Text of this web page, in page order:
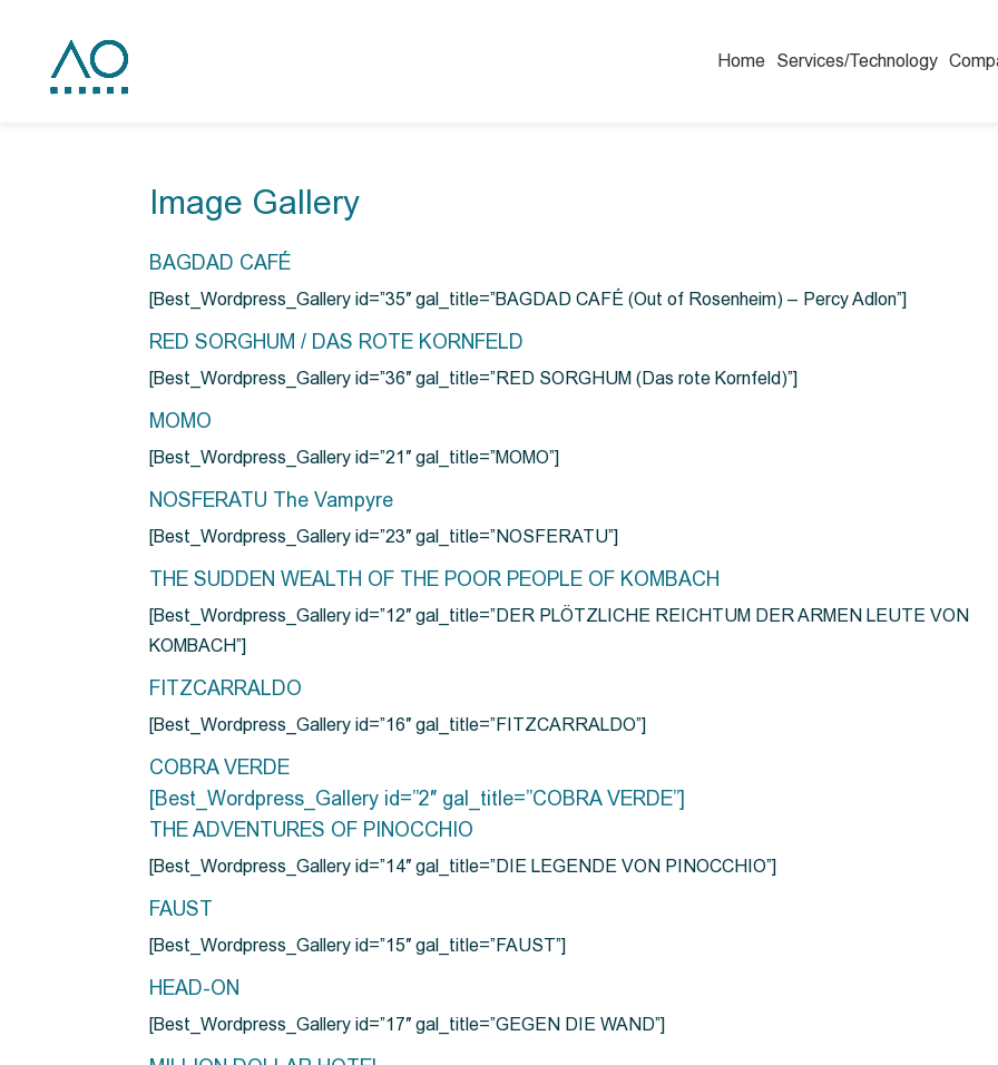
Home Services/Technology
Image Gallery
BAGDAD CAFÉ
[Best_Wordpress_Gallery id=”35″ gal_title=”BAGDAD CAFÉ (Out of Rosenheim) – Percy Adlon”]
RED SORGHUM / DAS ROTE KORNFELD
[Best_Wordpress_Gallery id=”36″ gal_title=”RED SORGHUM (Das rote Kornfeld)”]
MOMO
[Best_Wordpress_Gallery id=”21″ gal_title=”MOMO”]
NOSFERATU The Vampyre
[Best_Wordpress_Gallery id=”23″ gal_title=”NOSFERATU”]
THE SUDDEN WEALTH OF THE POOR PEOPLE OF KOMBACH
[Best_Wordpress_Gallery id=”12″ gal_title=”DER PLÖTZLICHE REICHTUM DER ARMEN LEUTE VON
KOMBACH”]
FITZCARRALDO
[Best_Wordpress_Gallery id=”16″ gal_title=”FITZCARRALDO”]
COBRA VERDE
[Best_Wordpress_Gallery id=”2″ gal_title=”COBRA VERDE”]
THE ADVENTURES OF PINOCCHIO
[Best_Wordpress_Gallery id=”14″ gal_title=”DIE LEGENDE VON PINOCCHIO”]
FAUST
[Best_Wordpress_Gallery id=”15″ gal_title=”FAUST”]
HEAD-ON
[Best_Wordpress_Gallery id=”17″ gal_title=”GEGEN DIE WAND”]